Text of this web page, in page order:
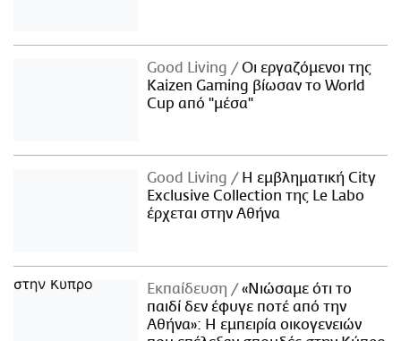
Good Living
Οι εργαζόμενοι της
Kaizen Gaming βίωσαν το World
Cup από "μέσα"
Good Living
Η εμβληματική City
Exclusive Collection της Le Labo
έρχεται στην Αθήνα
Εκπαίδευση
«Νιώσαμε ότι το
παιδί δεν έφυγε ποτέ από την
Αθήνα»: Η εμπειρία οικογενειών